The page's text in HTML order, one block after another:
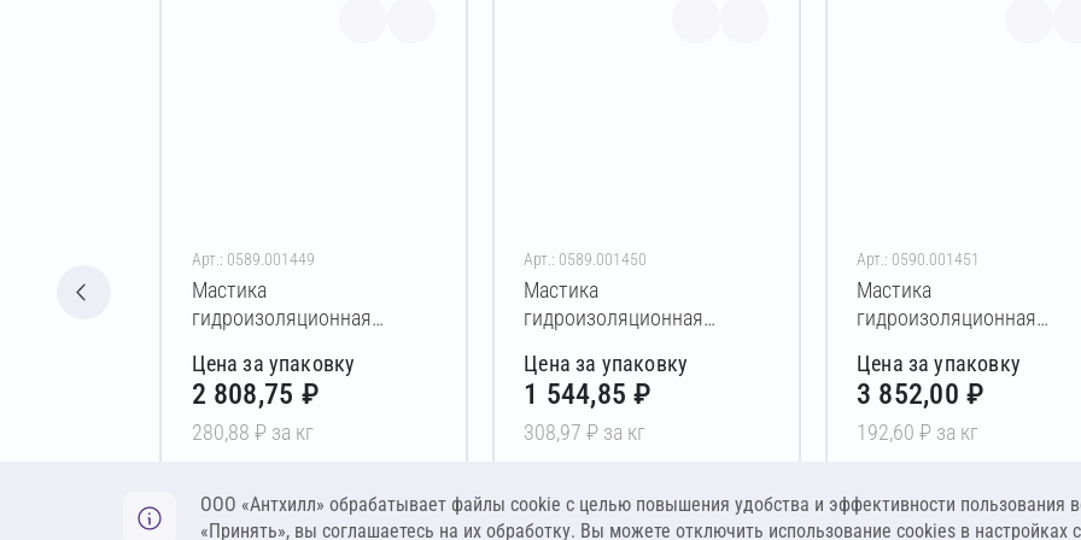
Арт.: 0589.001449
Мастика
гидроизоляционная
Р 10 кг
Цена за упаковку
2 808,75 ₽
280,88 ₽ за кг
В корзину
Арт.: 0589.001450
Мастика
гидроизоляционная
Р 5 кг
Цена за упаковку
1 544,85 ₽
308,97 ₽ за кг
Арт.: 0590.001451
Мастика
гидроизоляционная
Стандарт-Р для
гидроизоляции кровель
кг
Цена за упаковку
3 852,00 ₽
192,60 ₽ за кг
ООО «Антхилл» обрабатывает файлы cookie c целью повышения удобства и эффективности пользования
«Принять», вы соглашаетесь на их обработку. Вы можете отключить использование cookies в настройках